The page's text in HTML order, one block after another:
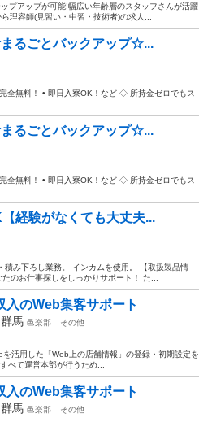
プアップが可能!幅広い年齢層のスタッフさんが活躍
理容師(見習い・中習・技術者)の求人...
るごとバックアップ☆...
無料！ • 即日入寮OK！など ◇ 所持金ゼロでもス
るごとバックアップ☆...
無料！ • 即日入寮OK！など ◇ 所持金ゼロでもス
経験がなくても大丈夫...
み下ろし業務。 インカムを使用。 【取扱製品情
のお仕事探しをしっかりサポート！ た...
入のWeb集客サポート
群馬 邑楽郡
その他
活用した「Web上の店舗情報」の登録・初期設定を
べて運営本部が行うため...
入のWeb集客サポート
群馬 邑楽郡
その他